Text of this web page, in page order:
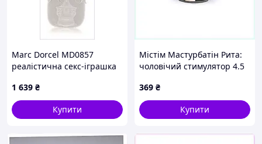
Marc Dorcel MD0857
реалістична секс-іграшка
1 639 ₴
Купити
Містім Мастурбатін Рита:
чоловічий стимулятор 4.5
369 ₴
Купити